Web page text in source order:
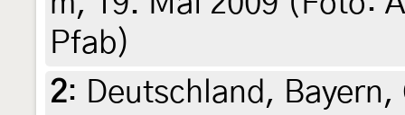
Pfab)
2: Deutschland,